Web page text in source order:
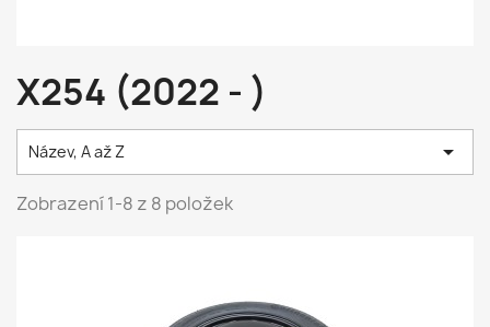
X254 (2022 - )
Název, A až Z 
Zobrazení 1-8 z 8 položek